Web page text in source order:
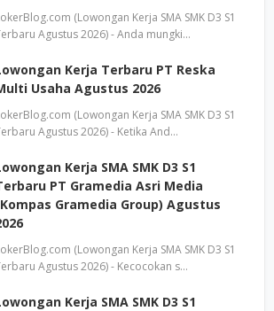
(Lowongan Kerja SMA SMK D3 S1
Agustus 2026) - Anda mungki…
Kerja Terbaru PT Reska
Usaha Agustus 2026
(Lowongan Kerja SMA SMK D3 S1
Agustus 2026) - Ketika And…
Kerja SMA SMK D3 S1
PT Gramedia Asri Media
Gramedia Group) Agustus
(Lowongan Kerja SMA SMK D3 S1
Agustus 2026) - Kecocokan s…
Kerja SMA SMK D3 S1